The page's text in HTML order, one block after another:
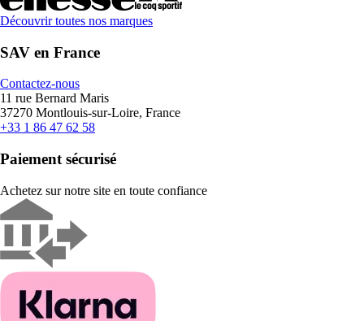
Découvrir toutes nos marques
SAV en France
Contactez-nous
11 rue Bernard Maris
37270 Montlouis-sur-Loire, France
+33 1 86 47 62 58
Paiement sécurisé
Achetez sur notre site en toute confiance